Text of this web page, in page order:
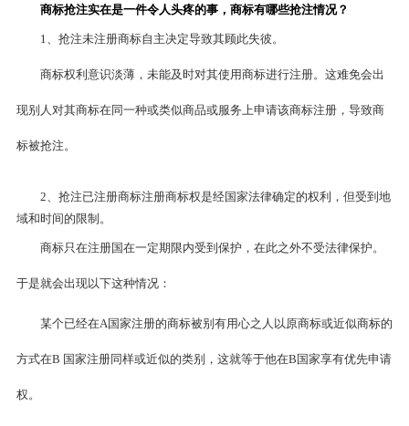
商标抢注实在是一件令人头疼的事，商标有哪些抢注情况？
1、抢注未注册商标自主决定导致其顾此失彼。
商标权利意识淡薄，未能及时对其使用商标进行注册。这难免会出
现别人对其商标在同一种或类似商品或服务上申请该商标注册，导致商
标被抢注。
2、抢注已注册商标注册商标权是经国家法律确定的权利，但受到地
域和时间的限制。
商标只在注册国在一定期限内受到保护，在此之外不受法律保护。
于是就会出现以下这种情况：
某个已经在A国家注册的商标被别有用心之人以原商标或近似商标的
方式在B 国家注册同样或近似的类别，这就等于他在B国家享有优先申请
权。